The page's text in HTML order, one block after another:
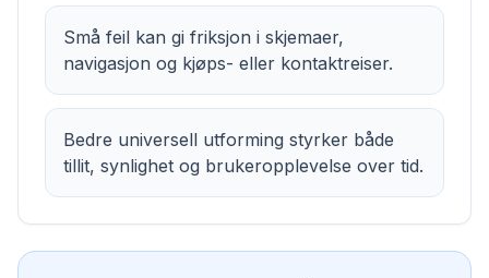
Små feil kan gi friksjon i skjemaer,
navigasjon og kjøps- eller kontaktreiser.
Bedre universell utforming styrker både
tillit, synlighet og brukeropplevelse over tid.